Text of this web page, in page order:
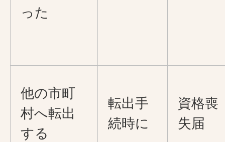
った
他の市町
村へ転出
する
転出手
続時に
資格喪
失届